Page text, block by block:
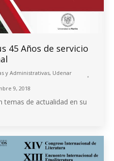
45 Años de servicio
y Administrativas, Udenar
9, 2018
temas de actualidad en su